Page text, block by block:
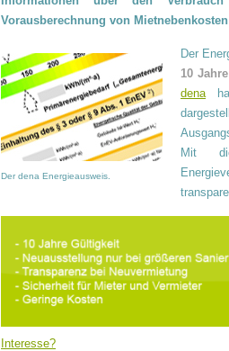
Vorausberechnung von
Der dena Energieausweis.
Der
10 Jahre
denahat
Mit
Interesse?